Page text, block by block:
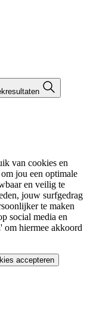
van cookies en
jou een optimale
en veilig te
jouw surfgedrag
te maken
social media en
om hiermee akkoord
accepteren